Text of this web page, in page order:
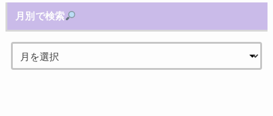
月別で検索